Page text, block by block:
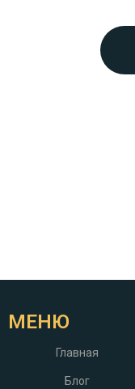
МЕНЮ
Главная
Блог